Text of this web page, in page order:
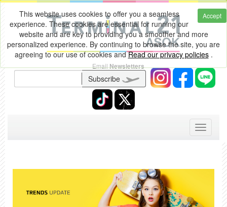
Accept
This website uses cookies to offer you a seamless
experience. These cookies are essential for running our
website and are key to providing you a smoother and more
personalized experience. By continuing to browse the site, you are
agreeing to our use of cookies andRead our privacy policies.
EmailNewsletters
Subscribe
Toggle